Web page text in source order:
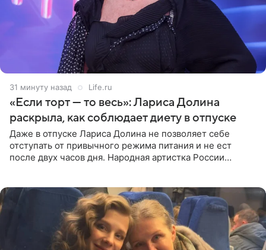
31 минуту назад Life.ru
«Если торт — то весь»: Лариса Долина
раскрыла, как соблюдает диету в отпуске
Даже в отпуске Лариса Долина не позволяет себе
отступать от привычного режима питания и не ест
после двух часов дня. Народная артистка России